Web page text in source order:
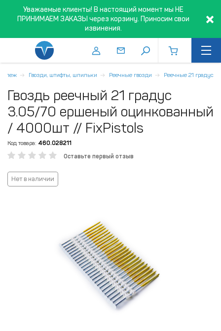
Уважаемые клиенты! В настоящий момент мы НЕ
ПРИНИМАЕМ ЗАКАЗЫ через корзину. Приносим свои
извинения.
Гвозди, штифты, шпильки Реечные гвозди Реечные 21 градус
Гвоздь реечный 21 градус
3.05/70 ершеный оцинкованный
/ 4000шт // FixPistols
Код товара: 460.028211
Оставьте первый отзыв
Нет в наличии